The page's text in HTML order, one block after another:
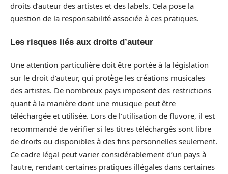
droits d’auteur des artistes et des labels. Cela pose la
question de la responsabilité associée à ces pratiques.
Les risques liés aux droits d’auteur
Une attention particulière doit être portée à la législation
sur le droit d’auteur, qui protège les créations musicales
des artistes. De nombreux pays imposent des restrictions
quant à la manière dont une musique peut être
téléchargée et utilisée. Lors de l’utilisation de fluvore, il est
recommandé de vérifier si les titres téléchargés sont libre
de droits ou disponibles à des fins personnelles seulement.
Ce cadre légal peut varier considérablement d’un pays à
l’autre, rendant certaines pratiques illégales dans certaines